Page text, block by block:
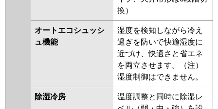
換）
オートエコシュッシ
ュ機能
湿度を検知しながら冷え
過ぎを防いで快適湿度に
近づけ、快適さと省エネ
を両立させます。（注）
湿度制御はできません。
除湿冷房
温度調整と同時に除湿レ